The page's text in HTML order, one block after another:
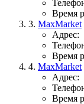
Время
3. MaxMarket
Адрес:
Время
4. MaxMarket
Адрес:
Время